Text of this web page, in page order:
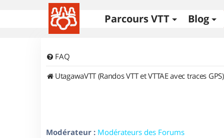
Parcours VTT Blog
FAQ
UtagawaVTT (Randos VTT et VTTAE avec traces GPS)
Modérateur : Modérateurs des Forums